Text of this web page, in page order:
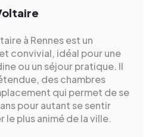
à Rennes est un
convivial, idéal pour une
ou un séjour pratique. Il
des chambres
qui permet de se
pour autant se sentir
plus animé de la ville.